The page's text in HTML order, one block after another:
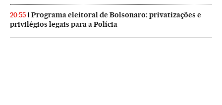
20:55
Programa eleitoral de Bolsonaro: privatizações e
privilégios legais para a Polícia